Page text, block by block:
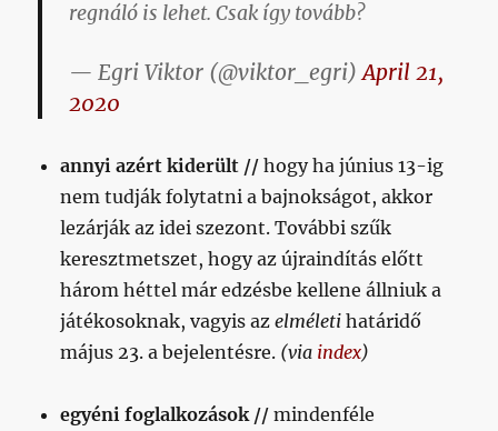
regnáló is lehet. Csak így tovább?
— Egri Viktor (@viktor_egri)April 21,
2020
annyi azért kiderült //hogy ha június 13-ig
nem tudják folytatni a bajnokságot, akkor
lezárják az idei szezont. További szűk
keresztmetszet, hogy az újraindítás előtt
három héttel már edzésbe kellene állniuk a
játékosoknak, vagyis azelméleti határidő
május 23. a bejelentésre. (via index)
egyéni foglalkozások // mindenféle